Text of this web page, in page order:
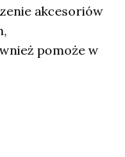
akcesoriów
pomoże w